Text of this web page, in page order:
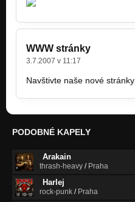
WWW stránky
3.7.2007 v 11:17
Navštivte naše nové stránky
PODOBNÉ KAPELY
Arakain
thrash-heavy / Praha
Harlej
rock-punk / Praha